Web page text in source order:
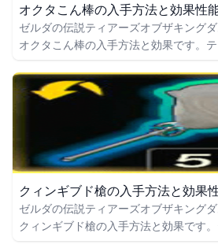
オクタこん棒の入手方法と効果性
ゼルダの伝説ティアーズオブザキング
オクタこん棒の入手方法と効果です。
掲載しています。
クィンギブド槍の入手方法と効果
ゼルダの伝説ティアーズオブザキング
クィンギブド槍の入手方法と効果です